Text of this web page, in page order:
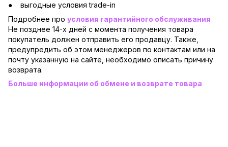
выгодные условия trade-in
Подробнее про условия гарантийного обслуживания
Не позднее 14-х дней с момента получения товара
покупатель должен отправить его продавцу. Также,
предупредить об этом менеджеров по контактам или на
почту указанную на сайте, необходимо описать причину
возврата.
Больше информации об обмене и возврате товара